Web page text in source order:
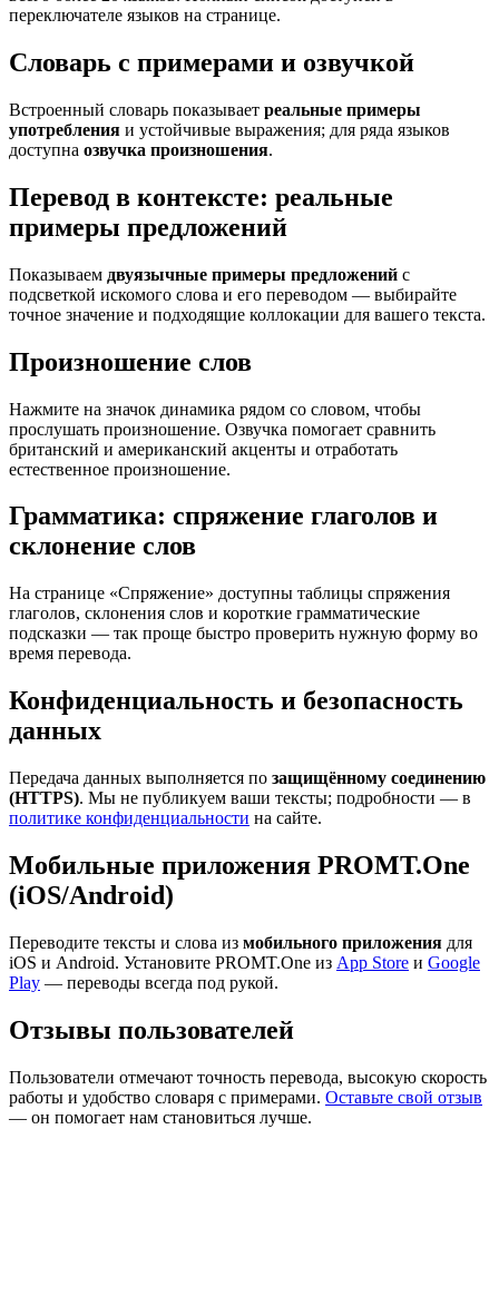
переключателе языков на странице.
Словарь с примерами и озвучкой
Встроенный словарь показывает реальные примеры
употребления и устойчивые выражения; для ряда языков
доступна озвучка произношения.
Перевод в контексте: реальные
примеры предложений
Показываем двуязычные примеры предложений с
подсветкой искомого слова и его переводом — выбирайте
точное значение и подходящие коллокации для вашего текста.
Произношение слов
Нажмите на значок динамика рядом со словом, чтобы
прослушать произношение. Озвучка помогает сравнить
британский и американский акценты и отработать
естественное произношение.
Грамматика: спряжение глаголов и
склонение слов
На странице «Спряжение» доступны таблицы спряжения
глаголов, склонения слов и короткие грамматические
подсказки — так проще быстро проверить нужную форму во
время перевода.
Конфиденциальность и безопасность
данных
Передача данных выполняется по защищённому соединению
(HTTPS). Мы не публикуем ваши тексты; подробности — в
политике конфиденциальности на сайте.
Мобильные приложения PROMT.One
(iOS/Android)
Переводите тексты и слова из мобильного приложения для
iOS и Android. Установите PROMT.One из App Store и Google
Play — переводы всегда под рукой.
Отзывы пользователей
Пользователи отмечают точность перевода, высокую скорость
работы и удобство словаря с примерами. Оставьте свой отзыв
— он помогает нам становиться лучше.